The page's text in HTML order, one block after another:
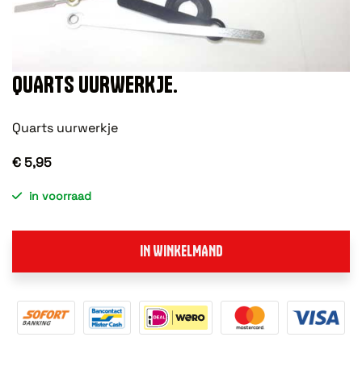
QUARTS UURWERKJE.
Quarts uurwerkje
€ 5,95
in voorraad
IN WINKELMAND